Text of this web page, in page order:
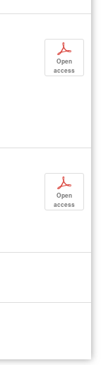
p
Open
access
p
Open
access